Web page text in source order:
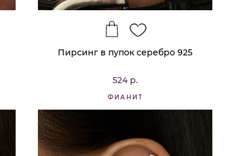
Пирсинг в пупок серебро 925
524 р.
ФИАНИТ